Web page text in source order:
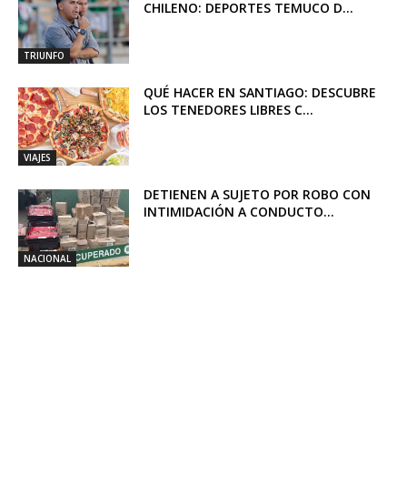
TRIUNFO
CHILENO: DEPORTES TEMUCO D...
VIAJES
QUÉ HACER EN SANTIAGO: DESCUBRE
LOS TENEDORES LIBRES C...
NACIONAL
DETIENEN A SUJETO POR ROBO CON
INTIMIDACIÓN A CONDUCTO...